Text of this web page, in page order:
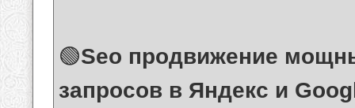
🟢Seo продвижение
запросов в Яндекс и